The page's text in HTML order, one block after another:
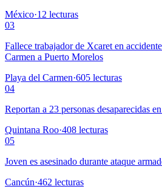
México·12 lecturas
03
Fallece trabajador de Xcaret en
Carmen a Puerto Morelos
Playa del Carmen·605 lecturas
04
Reportan a 23 personas desaparecidas
Quintana Roo·408 lecturas
05
Joven es asesinado durante ataque
Cancún·462 lecturas